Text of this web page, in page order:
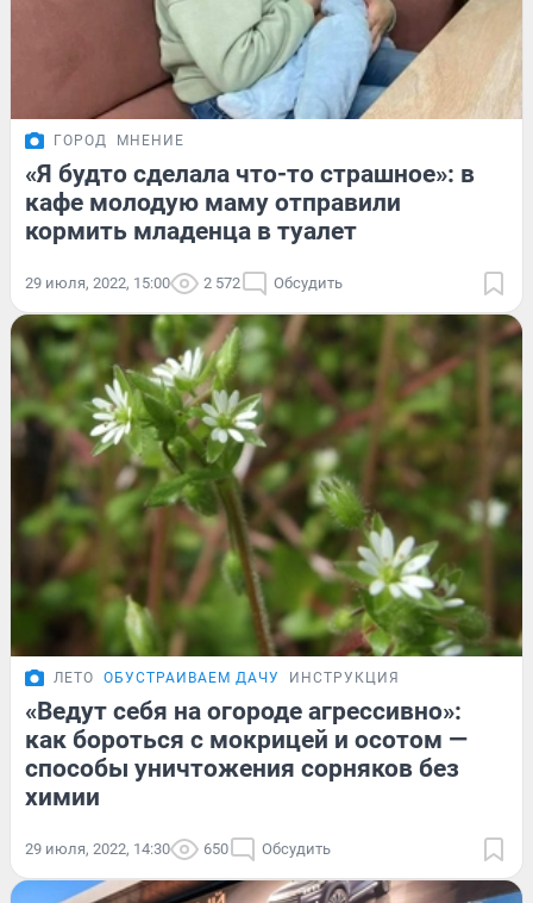
ГОРОД МНЕНИЕ
«Я будто сделала что-то страшное»: в
кафе молодую маму отправили
кормить младенца в туалет
29 июля, 2022, 15:00 2 572 Обсудить
ЛЕТО ОБУСТРАИВАЕМ ДАЧУ ИНСТРУКЦИЯ
«Ведут себя на огороде агрессивно»:
как бороться с мокрицей и осотом —
способы уничтожения сорняков без
химии
29 июля, 2022, 14:30 650 Обсудить